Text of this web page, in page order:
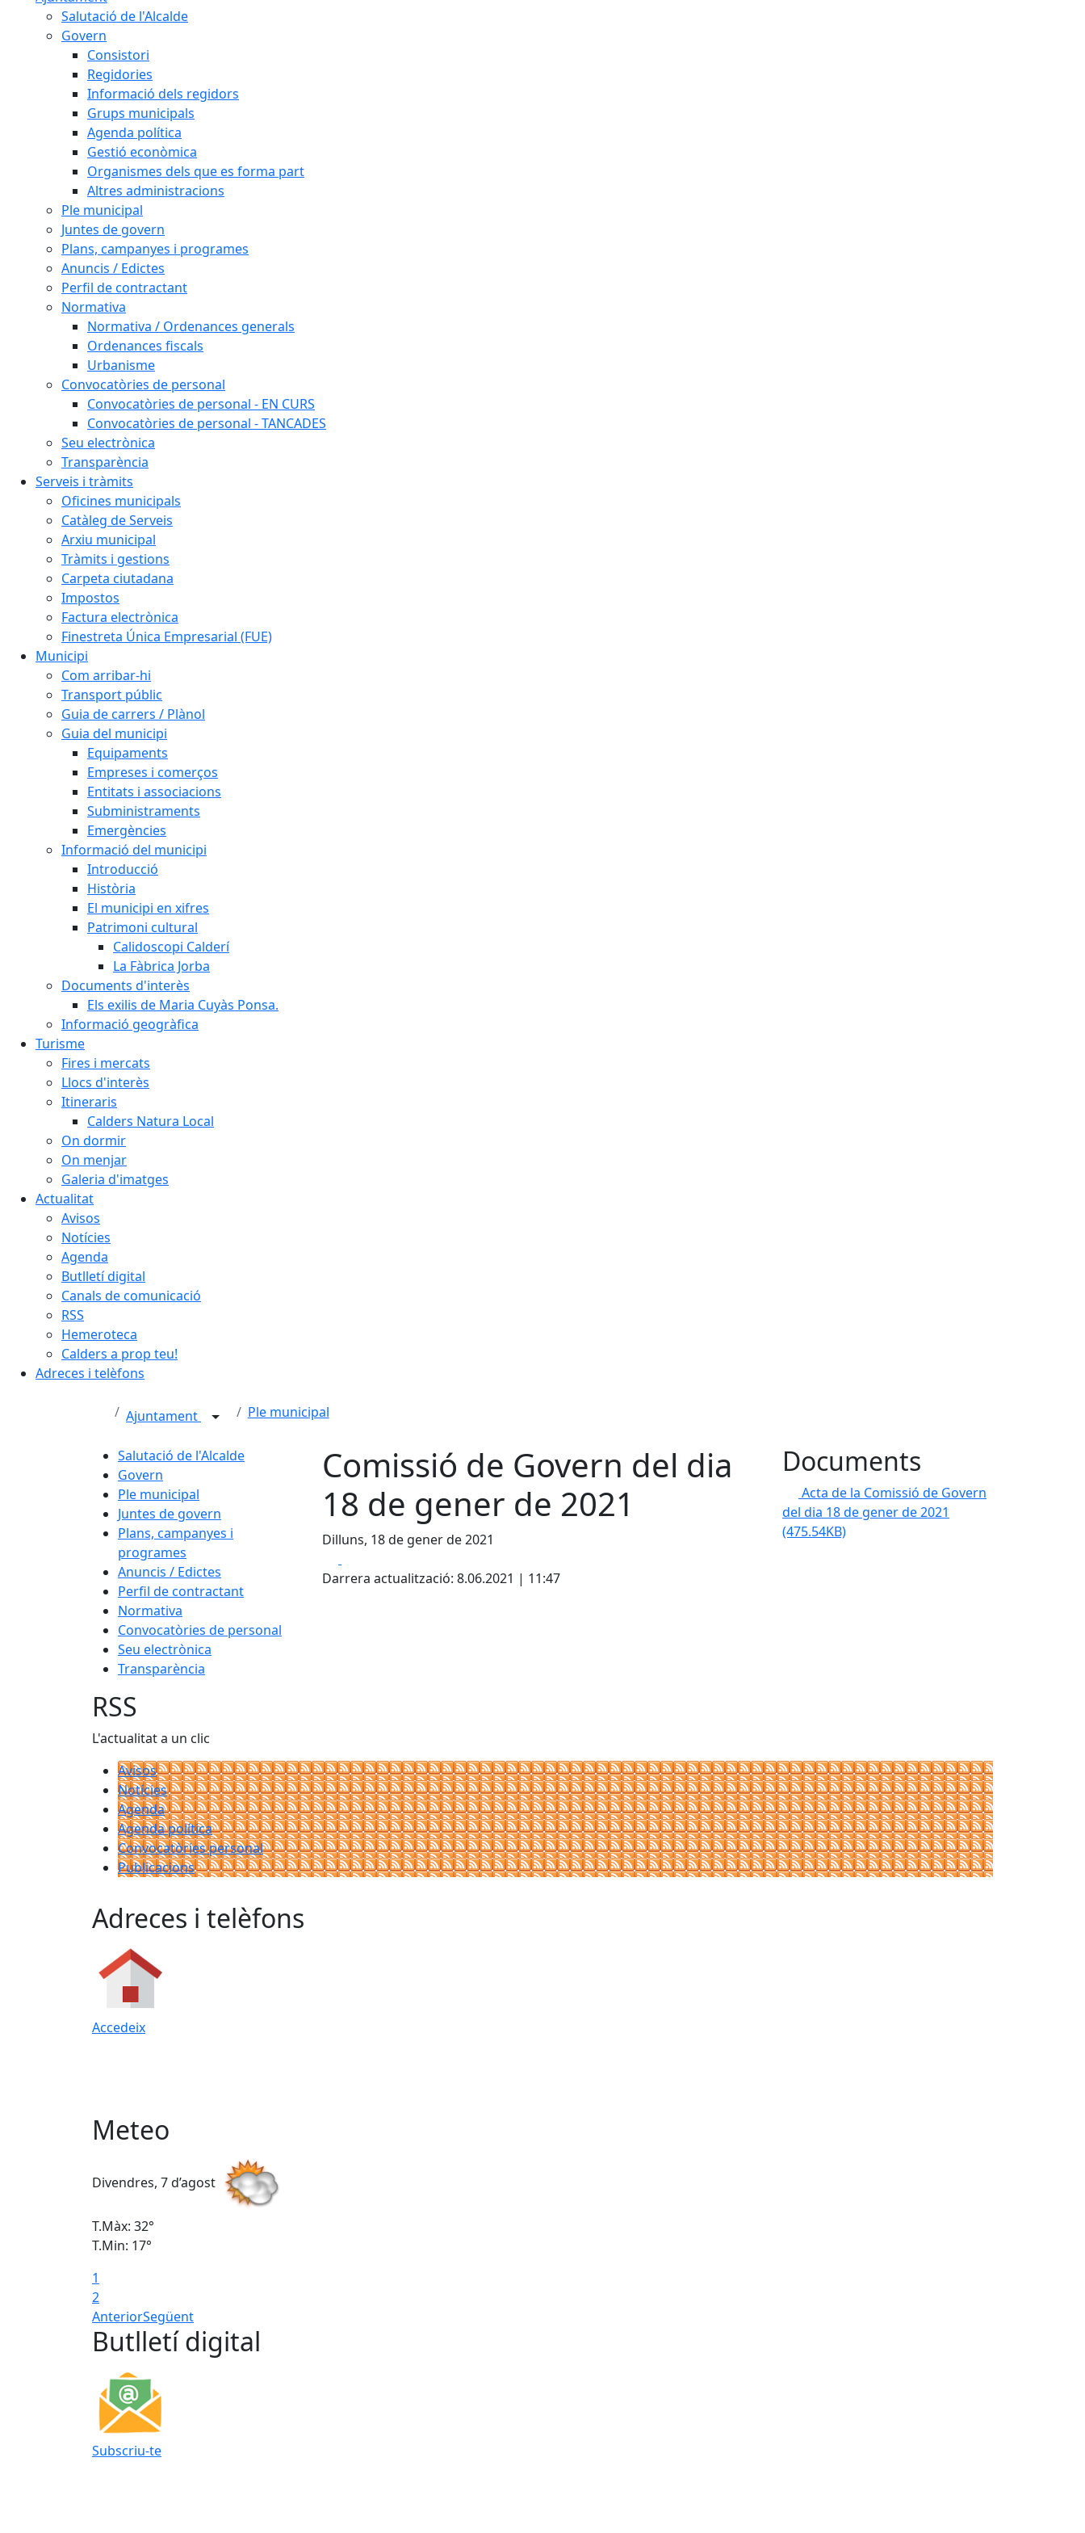
Salutació de l'Alcalde
Govern
Consistori
Regidories
Informació dels regidors
Grups municipals
Agenda política
Gestió econòmica
Organismes dels que es forma part
Altres administracions
Ple municipal
Juntes de govern
Plans, campanyes i programes
Anuncis / Edictes
Perfil de contractant
Normativa
Normativa / Ordenances generals
Ordenances fiscals
Urbanisme
Convocatòries de personal
Convocatòries de personal - EN CURS
Convocatòries de personal - TANCADES
Seu electrònica
Transparència
Serveis i tràmits
Oficines municipals
Catàleg de Serveis
Arxiu municipal
Tràmits i gestions
Carpeta ciutadana
Impostos
Factura electrònica
Finestreta Única Empresarial (FUE)
Municipi
Com arribar-hi
Transport públic
Guia de carrers / Plànol
Guia del municipi
Equipaments
Empreses i comerços
Entitats i associacions
Subministraments
Emergències
Informació del municipi
Introducció
Història
El municipi en xifres
Patrimoni cultural
Calidoscopi Calderí
La Fàbrica Jorba
Documents d'interès
Els exilis de Maria Cuyàs Ponsa.
Informació geogràfica
Turisme
Fires i mercats
Llocs d'interès
Itineraris
Calders Natura Local
On dormir
On menjar
Galeria d'imatges
Actualitat
Avisos
Notícies
Agenda
Butlletí digital
Canals de comunicació
RSS
Hemeroteca
Calders a prop teu!
Adreces i telèfons
Ajuntament Ple municipal
Salutació de l'Alcalde
Govern
Ple municipal
Juntes de govern
Plans, campanyes i
programes
Anuncis / Edictes
Perfil de contractant
Normativa
Convocatòries de personal
Seu electrònica
Transparència
Comissió de Govern del dia
18 de gener de 2021
Dilluns, 18 de gener de 2021
Darrera actualització: 8.06.2021 | 11:47
Documents
Acta de la Comissió de Govern
del dia 18 de gener de 2021
(475.54KB)
RSS
L'actualitat a un clic
Avisos
Notícies
Agenda
Agenda política
Convocatòries personal
Publicacions
Adreces i telèfons
Accedeix
Meteo
Divendres, 7 d’agost
T.Màx: 32°
T.Min: 17°
1
2
AnteriorSegüent
Butlletí digital
Subscriu-te